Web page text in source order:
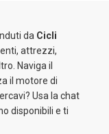
da Cicli
attrezzi,
Naviga il
il motore di
Usa la chat
disponibili e ti